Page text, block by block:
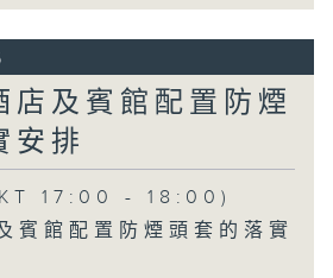
店及賓館配置防煙
安排
17:00 - 18:00)
賓館配置防煙頭套的落實